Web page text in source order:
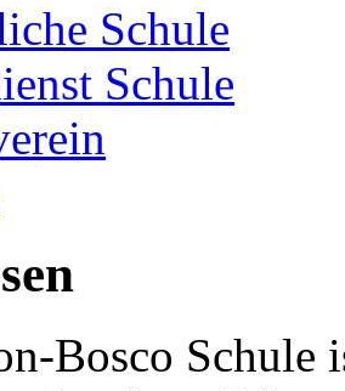
Schule
Schule
Bosco